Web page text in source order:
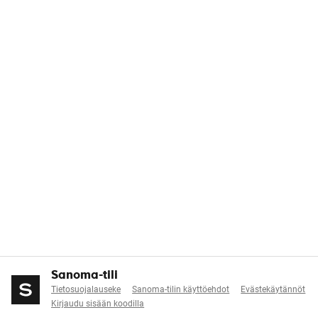
Sanoma-tili
Tietosuojalauseke Sanoma-tilin käyttöehdot
Evästekäytännöt
Kirjaudu sisään koodilla